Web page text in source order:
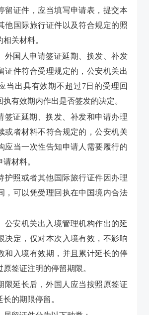
留证件，应当填写申请表，提交本
他国际旅行证件以及符合规定的照
关材料。
外国人申请签证延期、换发、补发
证件符合受理规定的，公安机关出
当出具有效期不超过7日的受理回
有效期内作出是否签发的决定。
签证延期、换发、补发和申请办理
或者材料不符合规定的，公安机关
应当一次性告知申请人需要履行的
材料。
护照或者其他国际旅行证件因办理
，可以凭受理回执在中国境内合法
公安机关出入境管理机构作出的延
决定，仅对本次入境有效，不影响
和入境有效期，并且累计延长的停
签证注明的停留期限。
限延长后，外国人应当按照原签证
的期限停留。